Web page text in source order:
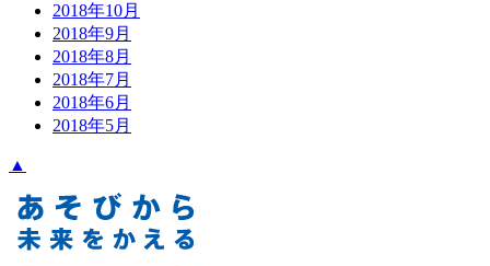
2018年10月
2018年9月
2018年8月
2018年7月
2018年6月
2018年5月
▲